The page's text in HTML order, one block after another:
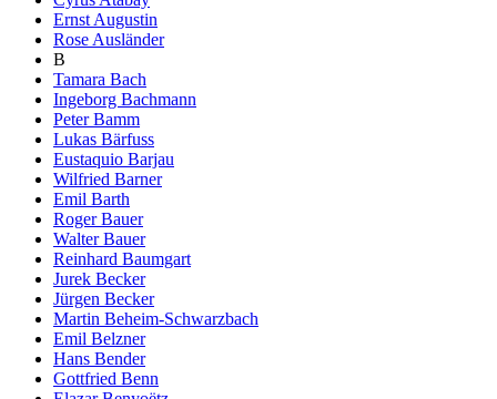
Ernst Augustin
Rose Ausländer
B
Tamara Bach
Ingeborg Bachmann
Peter Bamm
Lukas Bärfuss
Eustaquio Barjau
Wilfried Barner
Emil Barth
Roger Bauer
Walter Bauer
Reinhard Baumgart
Jurek Becker
Jürgen Becker
Martin Beheim-Schwarzbach
Emil Belzner
Hans Bender
Gottfried Benn